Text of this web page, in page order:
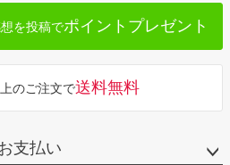
を投稿でポイントプレゼント
のご注文で送料無料
支払い